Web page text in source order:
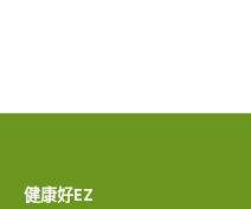
健康好EZ